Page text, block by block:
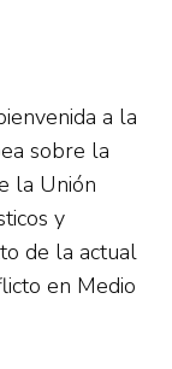
a la
sobre la
la Unión
y
de la actual
en Medio